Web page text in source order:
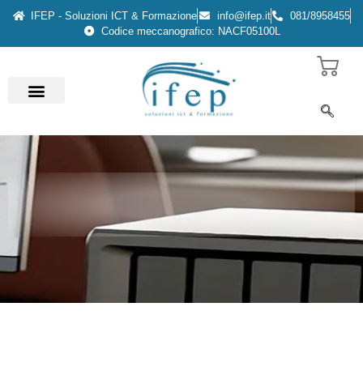
IFEP - Soluzioni ICT & Formazione info@ifep.it
081/8958455
Codice meccanografico: NACF05100L